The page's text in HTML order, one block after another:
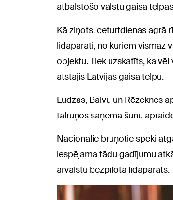
atbalstošo valstu gaisa
Kā ziņots, ceturtdienas agrā
lidaparāti, no kuriem vismaz
objektu. Tiek uzskatīts, ka
atstājis Latvijas gaisa telpu.
Ludzas, Balvu un Rēzeknes
tālruņos saņēma šūnu
Nacionālie bruņotie spēki
iespējama tādu gadījumu
ārvalstu bezpilota lidaparāts.